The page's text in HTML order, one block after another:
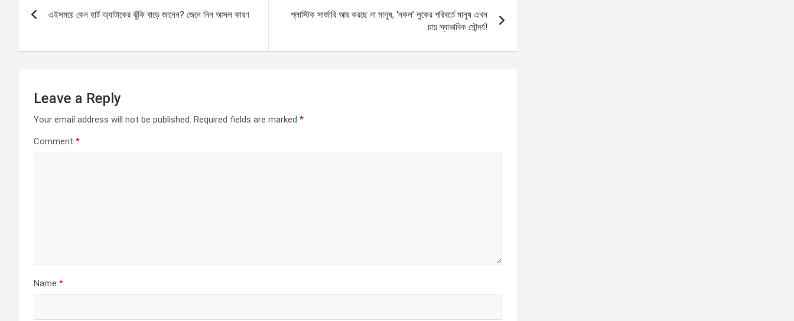
navigation
এইসময়ে কেন হার্ট অ্যাটাকের ঝুঁকি বাড়ে জানেন? জেনে নিন আসল কারণ
প্লাস্টিক সার্জারি আর করছে না মানুষ, ‘নকল’ লুকের পরিবর্তে মানুষ এখন
চায় স্বাভাবিক সৌন্দর্য!
Leave a Reply
Your email address will not be published. Required fields are marked *
Comment *
Name *